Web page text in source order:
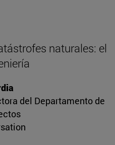
naturales: el
del Departamento de